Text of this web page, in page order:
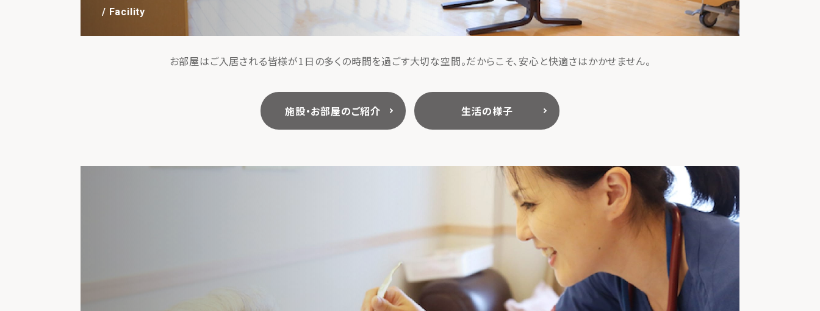
/ Facility
お部屋はご入居される皆様が1日の多くの時間を過ごす大切な空間。だからこそ、安心と快適さはかかせません。
施設・お部屋のご紹介 生活の様子